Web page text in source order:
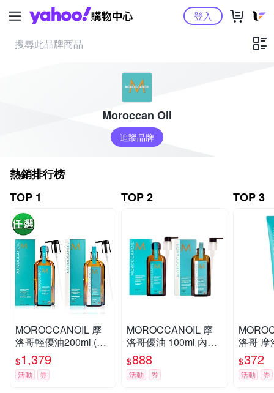
Yahoo購物中心登入
Moroccan Oil
追蹤品牌
熱銷排行榜
TOP 1
MOROCCANOIL 摩
洛哥輕優油200ml (任
選-優油/輕優油)原廠
總代理公司貨 內附專
用壓頭
$1,379
活動 券
TOP 2
MOROCCANOIL 摩
洛哥優油 100ml 內附
壓頭 公司貨 (任選優
油/輕優油)
$888
活動 券
TOP 3
洛哥 摩
保濕
櫃貨(效
$372
活動 券